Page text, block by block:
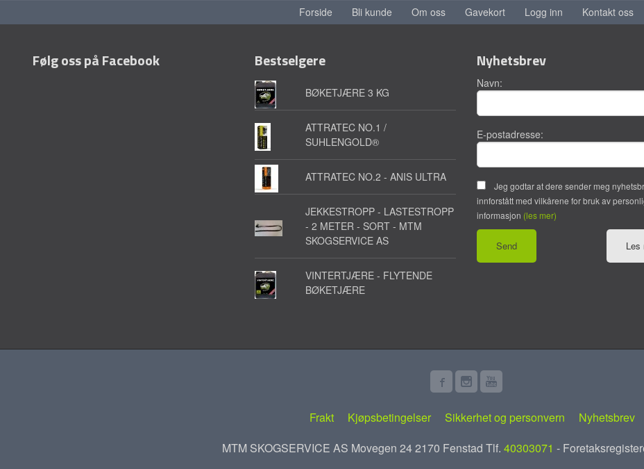
Forside Bli kunde Om oss Gavekort Logg inn Kontakt oss
Følg oss på Facebook Bestselgere
BØKETJÆRE 3 KG
ATTRATEC NO.1 /
SUHLENGOLD®
ATTRATEC NO.2 - ANIS ULTRA
JEKKESTROPP - LASTESTROPP
- 2 METER - SORT - MTM
SKOGSERVICE AS
VINTERTJÆRE - FLYTENDE
BØKETJÆRE
Nyhetsbrev
Navn:
E-postadresse:
Jeg godtar at dere sender meg
innforstått med vilkårene for bruk av
informasjon (les mer)
Les
Frakt Kjøpsbetingelser Sikkerhet og personvern
Nyhetsbrev
MTM SKOGSERVICE AS Movegen 24 2170 Fenstad Tlf. 40303071 -